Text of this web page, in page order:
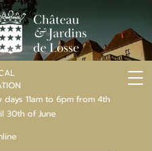
11am to 6pm from 4th
30th of June